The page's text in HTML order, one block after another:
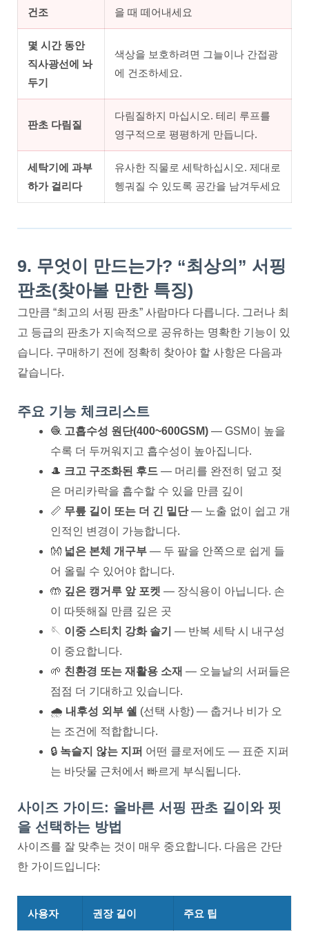
건조
을 때 떼어내세요
몇 시간 동안
직사광선에 놔
두기
색상을 보호하려면 그늘이나 간접광
에 건조하세요.
판초 다림질
다림질하지 마십시오. 테리 루프를
영구적으로 평평하게 만듭니다.
세탁기에 과부
하가 걸리다
유사한 직물로 세탁하십시오. 제대로
헹궈질 수 있도록 공간을 남겨두세요
9. 무엇이 만드는가? “최상의” 서핑
판초(찾아볼 만한 특징)
그만큼 “최고의 서핑 판초” 사람마다 다릅니다. 그러나 최
고 등급의 판초가 지속적으로 공유하는 명확한 기능이 있
습니다. 구매하기 전에 정확히 찾아야 할 사항은 다음과
같습니다.
주요 기능 체크리스트
🧶 고흡수성 원단(400~600GSM) — GSM이 높을
수록 더 두꺼워지고 흡수성이 높아집니다.
🎩 크고 구조화된 후드 — 머리를 완전히 덮고 젖
은 머리카락을 흡수할 수 있을 만큼 깊이
📏 무릎 길이 또는 더 긴 밑단— 노출 없이 쉽고 개
인적인 변경이 가능합니다.
👐 넓은 본체 개구부 — 두 팔을 안쪽으로 쉽게 들
어 올릴 수 있어야 합니다.
🤲 깊은 캥거루 앞 포켓 — 장식용이 아닙니다. 손
이 따뜻해질 만큼 깊은 곳
🪡 이중 스티치 강화 솔기 — 반복 세탁 시 내구성
이 중요합니다.
🌱 친환경 또는 재활용 소재 — 오늘날의 서퍼들은
점점 더 기대하고 있습니다.
🌧️ 내후성 외부 쉘 (선택 사항) — 춥거나 비가 오
는 조건에 적합합니다.
🔒 녹슬지 않는 지퍼 어떤 클로저에도 — 표준 지퍼
는 바닷물 근처에서 빠르게 부식됩니다.
사이즈 가이드: 올바른 서핑 판초 길이와 핏
을 선택하는 방법
사이즈를 잘 맞추는 것이 매우 중요합니다. 다음은 간단
한 가이드입니다:
사용자 권장 길이 주요 팁